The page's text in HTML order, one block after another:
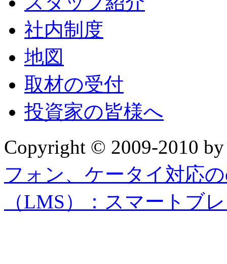
社内制度
地図
取材の受付
投資家の皆様へ
Copyright © 2009-2010
フォン、ケータイ対応
（LMS）：スマートブ